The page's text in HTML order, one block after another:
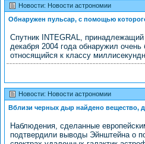
Новости: Новости астрономии
Обнаружен пульсар, с помощью
Спутник INTEGRAL,
декабря 2004 года обнаружил
относящийся к классу
Новости: Новости астрономии
Вблизи черных дыр найдено вещество,
Наблюдения, сделанные
подтвердили выводы Эйнштейна о